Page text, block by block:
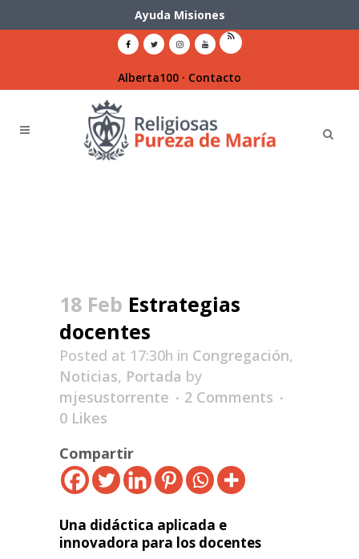
Ayuda Misiones
Alberta100 · Contacto
18 Feb Estrategias
docentes
Posted at 17:30h in Congregación,
Noticias, Portada by
mjesustorrente
2 Comments
0 Likes
Compartir
Una didáctica aplicada e
innovadora para los docentes